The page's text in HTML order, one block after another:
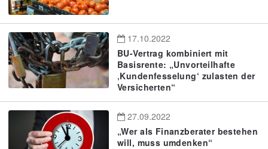
17.10.2022
BU-Vertrag kombiniert mit
Basisrente: „Unvorteilhafte
‚Kundenfesselung‘ zulasten der
Versicherten“
27.09.2022
„Wer als Finanzberater bestehen
will, muss umdenken“